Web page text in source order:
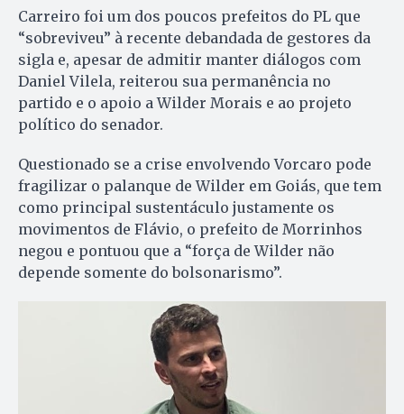
Carreiro foi um dos poucos prefeitos do PL que
“sobreviveu” à recente debandada de gestores da
sigla e, apesar de admitir manter diálogos com
Daniel Vilela, reiterou sua permanência no
partido e o apoio a Wilder Morais e ao projeto
político do senador.
Questionado se a crise envolvendo Vorcaro pode
fragilizar o palanque de Wilder em Goiás, que tem
como principal sustentáculo justamente os
movimentos de Flávio, o prefeito de Morrinhos
negou e pontuou que a “força de Wilder não
depende somente do bolsonarismo”.